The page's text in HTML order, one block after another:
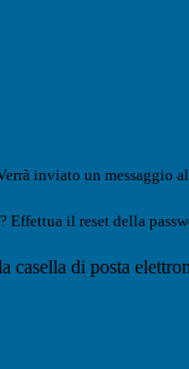
inviato un messaggio
Effettua il reset della
casella di posta